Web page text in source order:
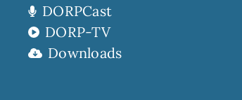
DORPCast
DORP-TV
Downloads